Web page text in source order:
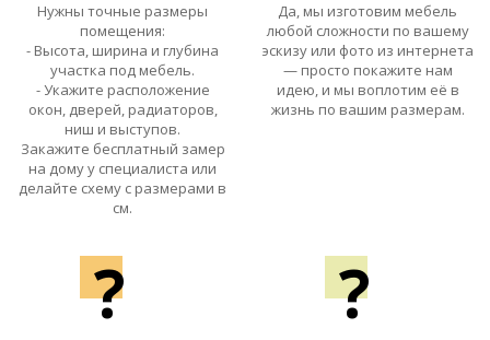
Нужны точные размеры
помещения:
- Высота, ширина и глубина
участка под мебель.
- Укажите расположение
окон, дверей, радиаторов,
ниш и выступов.
Закажите бесплатный замер
на дому у специалиста или
делайте схему с размерами в
см.
Да, мы изготовим мебель
любой сложности по вашему
эскизу или фото из интернета
— просто покажите нам
идею, и мы воплотим её в
жизнь по вашим размерам.
? ?